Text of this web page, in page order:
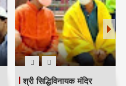
श्री सिद्धिविनायक मंदिर